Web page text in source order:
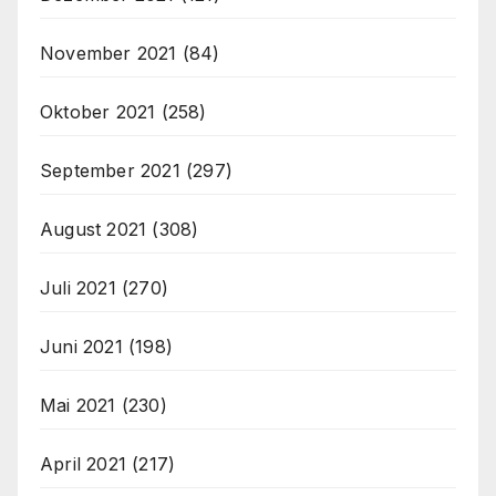
November 2021 (84)
Oktober 2021 (258)
September 2021 (297)
August 2021 (308)
Juli 2021 (270)
Juni 2021 (198)
Mai 2021 (230)
April 2021 (217)